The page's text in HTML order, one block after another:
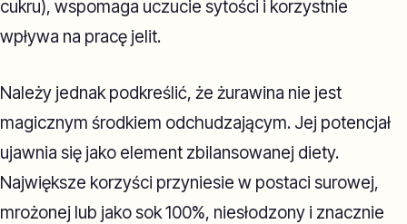
cukru), wspomaga uczucie sytości i korzystnie
wpływa na pracę jelit.
Należy jednak podkreślić, że żurawina nie jest
magicznym środkiem odchudzającym. Jej potencjał
ujawnia się jako element zbilansowanej diety.
Największe korzyści przyniesie w postaci surowej,
mrożonej lub jako sok 100%, niesłodzony i znacznie